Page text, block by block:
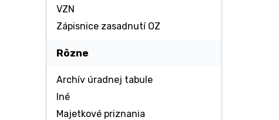
VZN
Zápisnice zasadnutí OZ
Rôzne
Archív úradnej tabule
Iné
Majetkové priznania